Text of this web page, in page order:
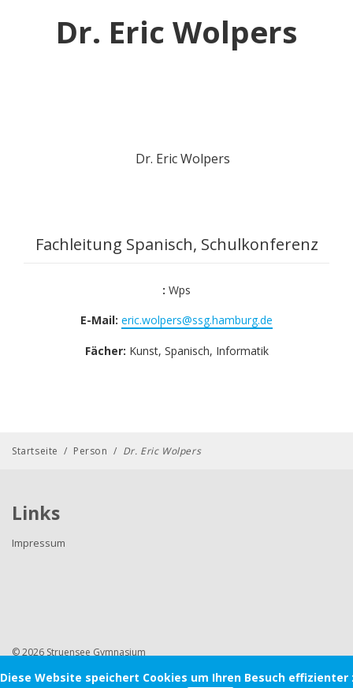
Diese Website speichert Cookies um Ihren Besuch effizienter
Dr. Eric Wolpers
Fachleitung Spanisch, Schulkonferenz
: Wps
E-Mail: eric.wolpers@ssg.hamburg.de
Fächer: Kunst, Spanisch, Informatik
Startseite / Person / Dr. Eric Wolpers
Links
Impressum
© 2026 Struensee Gymnasium